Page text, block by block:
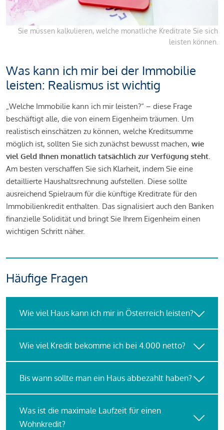
Sie müssen kalkulieren, welche monatliche Kreditrate Sie sich
leisten können.
Was kann ich mir bei der Immobilie
leisten: Realismus ist wichtig
„Welche Immobilie kann ich mir leisten?“ – diese Frage
beschäftigt alle, die von einem Eigenheim träumen. Um
realistisch einschätzen zu können, welche Kreditsumme
möglich ist, sollten Sie sich zunächst bewusst machen, wie
viel Geld Ihnen monatlich tatsächlich zur Verfügung steht.
Am besten verschaffen Sie sich Klarheit, indem Sie eine
detaillierte Haushaltsrechnung aufstellen. Diese sollte
ausreichend Spielraum für die künftige Kreditrate für den
Immobilienkredit enthalten. Das signalisiert auch den Banken
finanzielle Solidität und bringt Sie Ihrem Eigenheim einen
wichtigen Schritt näher.
Häufige Fragen
Wie viel Haus kann ich mir in Österreich leisten?
Wie viel Kredit bekomme ich bei 4.000 netto?
Bis wann sollte man ein Haus abbezahlt haben?
Was ist die maximale Laufzeit für einen
Wohnkredit?